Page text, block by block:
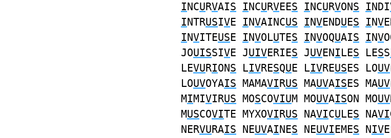
INCURVAIS INCURVEES INCURVONS INDI
INTRUSIVE INVAINCUS INVENDUES INV
INVITEUSE INVOLUTES INVOQUAIS INV
JOUISSIVE JUIVERIES JUVENILES LESS
LEVURIONS LIVRESQUE LIVREUSES LOUV
LOUVOYAIS MAMAVIRUS MAUVAISES MAUV
MIMIVIRUS MOSCOVIUM MOUVAISON MOUV
MUSCOVITE MYXOVIRUS NAVICULES NAVI
NERVURAIS NEUVAINES NEUVIEMES NIV